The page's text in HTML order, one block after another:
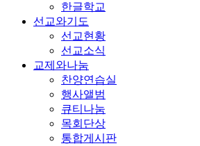
한글학교
선교와기도
선교현황
선교소식
교제와나눔
찬양연습실
행사앨범
큐티나눔
목회단상
통합게시판